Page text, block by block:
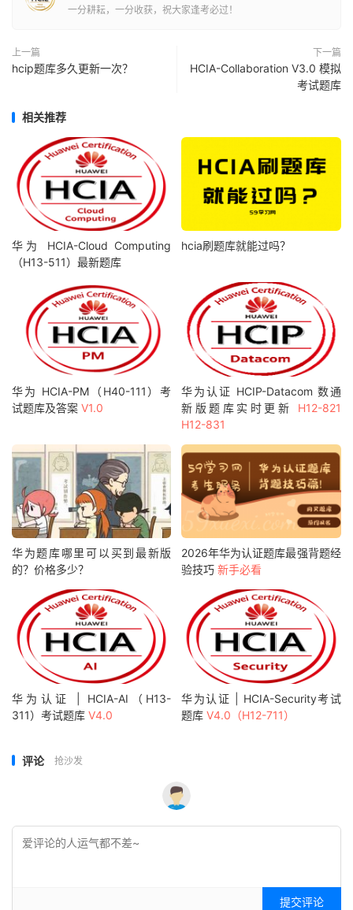
一分耕耘，一分收获，祝大家逢考必过！
上一篇
hcip题库多久更新一次？
下一篇
HCIA-Collaboration V3.0 模拟
考试题库
相关推荐
华为 HCIA-Cloud Computing
（H13-511）最新题库
hcia刷题库就能过吗？
华为 HCIA-PM（H40-111）考
试题库及答案 V1.0
华为认证 HCIP-Datacom 数通
新版题库实时更新 H12-821
H12-831
华为题库哪里可以买到最新版
的？价格多少？
2026年华为认证题库最强背题经
验技巧新手必看
华为认证 | HCIA-AI（H13-
311）考试题库 V4.0
华为认证 | HCIA-Security考试
题库V4.0（H12-711）
评论 抢沙发
提交评论